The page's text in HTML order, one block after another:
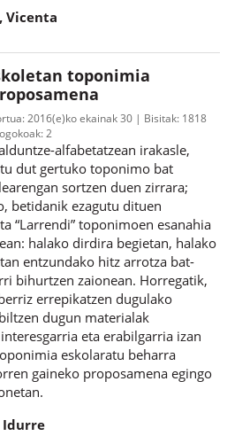
Vicenta
toponimia
2016(e)ko ekainak 30 Bisitak: 1818
2
alfabetatzean irakasle,
dut gertuko toponimo bat
sortzen duen zirrara;
betidanik ezagutu dituen
“Larrendi” toponimoen esanahia
halako dirdira begietan, halako
entzundako hitz arrotza bat-
bihurtzen zaionean. Horregatik,
errepikatzen dugulako
dugun materialak
eta erabilgarria izan
eskolaratu beharra
gaineko proposamena egingo
Idurre